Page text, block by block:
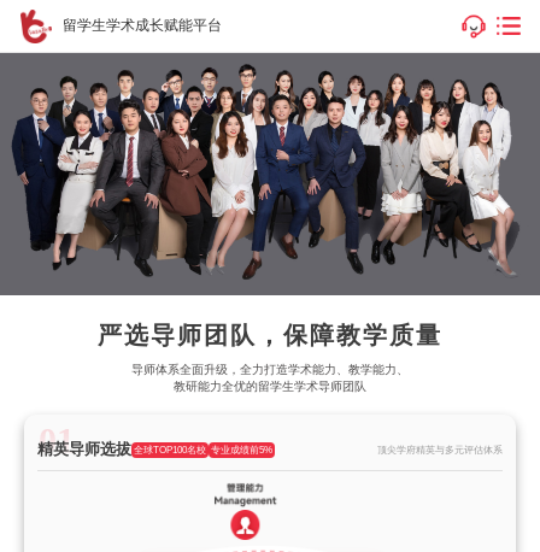
留学生学术成长赋能平台
严选导师团队，保障教学质量
导师体系全面升级，全力打造学术能力、教学能力、
教研能力全优的留学生学术导师团队
精英导师选拔 全球TOP100名校 专业成绩前5% 顶尖学府精英与多元评估体系